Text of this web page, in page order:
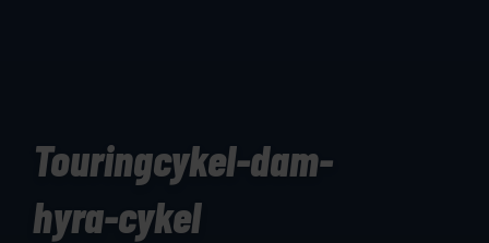
Touringcykel-dam-
hyra-cykel